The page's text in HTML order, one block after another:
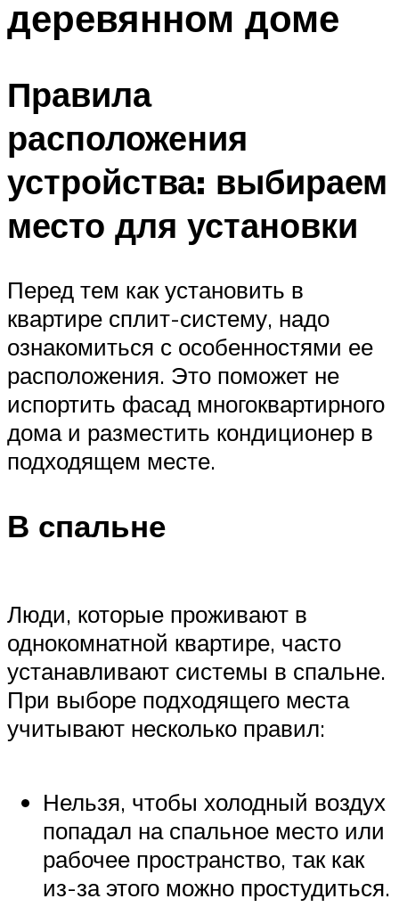
деревянном доме
Правила
расположения
устройства: выбираем
место для установки
Перед тем как установить в
квартире сплит-систему, надо
ознакомиться с особенностями ее
расположения. Это поможет не
испортить фасад многоквартирного
дома и разместить кондиционер в
подходящем месте.
В спальне
Люди, которые проживают в
однокомнатной квартире, часто
устанавливают системы в спальне.
При выборе подходящего места
учитывают несколько правил:
Нельзя, чтобы холодный воздух
попадал на спальное место или
рабочее пространство, так как
из-за этого можно простудиться.